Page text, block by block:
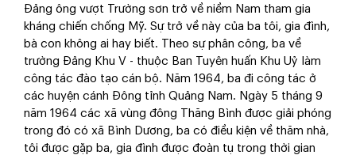
Đảng ông vượt Trường sơn trở về niềm Nam tham gia
kháng chiến chống Mỹ. Sự trở về này của ba tôi, gia đình,
bà con không ai hay biết. Theo sự phân công, ba về
trường Đảng Khu V - thuộc Ban Tuyên huấn Khu Uỷ làm
công tác đào tạo cán bộ. Năm 1964, ba đi công tác ở
các huyện cánh Đông tỉnh Quảng Nam. Ngày 5 tháng 9
năm 1964 các xã vùng đông Thăng Bình được giải phóng
trong đó có xã Bình Dương, ba có điều kiện về thăm nhà,
tôi được gặp ba, gia đình được đoàn tụ trong thời gian